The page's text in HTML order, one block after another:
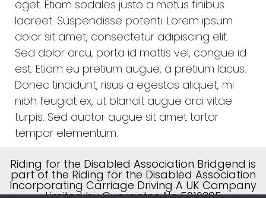
eget. Etiam sodales justo a metus finibus
laoreet. Suspendisse potenti. Lorem ipsum
dolor sit amet, consectetur adipiscing elit.
Sed dolor arcu, porta id mattis vel, congue id
est. Etiam eu pretium augue, a pretium lacus.
Donec tincidunt, risus a egestas aliquet, mi
nibh feugiat ex, ut blandit augue orci vitae
turpis. Sed auctor augue sit amet tortor
tempor elementum.
Riding for the Disabled Association Bridgend is
part of the Riding for the Disabled Association
Incorporating Carriage Driving A UK Company